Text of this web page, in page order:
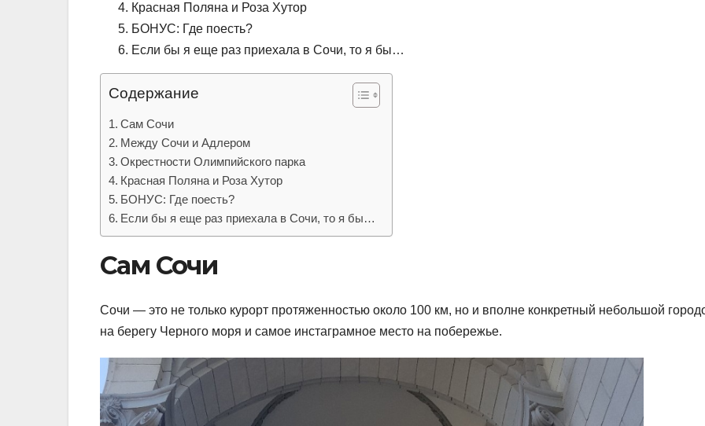
Красная Поляна и Роза Хутор
БОНУС: Где поесть?
Если бы я еще раз приехала в Сочи, то я бы…
Содержание
Сам Сочи
Между Сочи и Адлером
Окрестности Олимпийского парка
Красная Поляна и Роза Хутор
БОНУС: Где поесть?
Если бы я еще раз приехала в Сочи, то я бы…
Сам Сочи
Сочи — это не только курорт протяженностью около 100 км, но и вполне конкретный небольшой
на берегу Черного моря и самое инстаграмное место на побережье.